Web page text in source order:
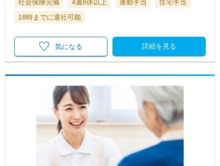
社会保険完備 4週8休以上 通勤手当
住宅手当
18時までに退社可能
詳細を見る
気になる